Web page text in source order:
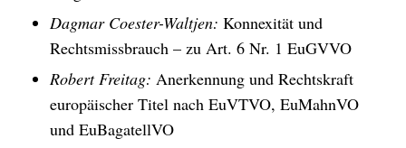
Dagmar Coester-Waltjen: Konnexität und
Rechtsmissbrauch – zu Art. 6 Nr. 1 EuGVVO
Robert Freitag: Anerkennung und Rechtskraft
europäischer Titel nach EuVTVO, EuMahnVO
und EuBagatellVO